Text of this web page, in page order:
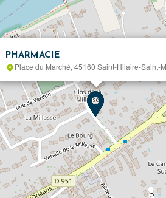
PHARMACIE
Place du Marché, 45160 Saint-Hilaire-Saint-